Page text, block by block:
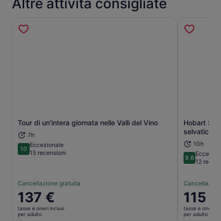
Altre attività consigliate
Tour di un'intera giornata nelle Valli del Vino
7h
1010 su 10
Eccezionale
15 recensioni
Cancellazione gratuita
Il
prezzo
è
137 €
tasse e oneri inclusi
per adulto
Apertura in una nuova scheda
Hobart :
selvatica -
10h
9.69.6 su 10
12
Il
prezzo
è
115 €
tasse e oneri
per adulto